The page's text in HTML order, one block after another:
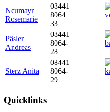
Neumayr
Rosemarie
08441
8064-
33
Päsler
Andreas
08441
8064-
28
Sterz Anita
08441
8064-
29
Quicklinks